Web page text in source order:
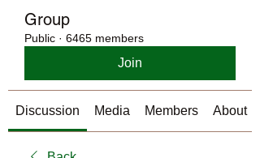
Group
Public · 6465 members
Join
Discussion Media Members About